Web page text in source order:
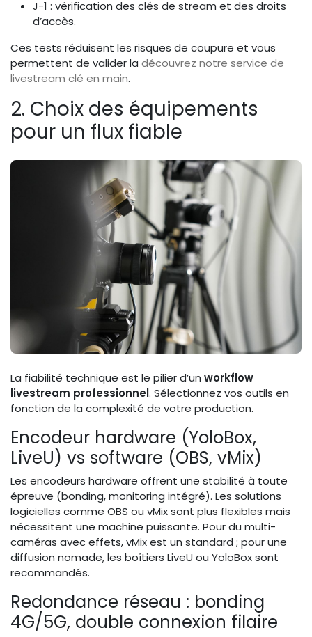
J-1 : vérification des clés de stream et des droits
d’accès.
Ces tests réduisent les risques de coupure et vous
permettent de valider la découvrez notre service de
livestream clé en main.
2. Choix des équipements
pour un flux fiable
La fiabilité technique est le pilier d’un workflow
livestream professionnel. Sélectionnez vos outils en
fonction de la complexité de votre production.
Encodeur hardware (YoloBox,
LiveU) vs software (OBS, vMix)
Les encodeurs hardware offrent une stabilité à toute
épreuve (bonding, monitoring intégré). Les solutions
logicielles comme OBS ou vMix sont plus flexibles mais
nécessitent une machine puissante. Pour du multi-
caméras avec effets, vMix est un standard ; pour une
diffusion nomade, les boîtiers LiveU ou YoloBox sont
recommandés.
Redondance réseau : bonding
4G/5G, double connexion filaire